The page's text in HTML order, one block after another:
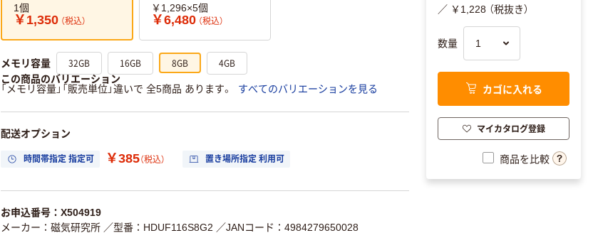
1個
￥1,350 （税込）
￥1,296×5個
￥6,480 （税込）
メモリ容量 32GB 16GB 8GB 4GB
この商品のバリエーション
「メモリ容量」「販売単位」違いで 全5商品 あります。
すべてのバリエーションを見る
配送オプション
時間帯指定 指定可 ￥385（税込） 置き場所指定 利用可
お申込番号：X504919
メーカー：磁気研究所 ／型番：HDUF116S8G2 ／JANコード：4984279650028
／ ￥1,228 （税抜き）
数量
カゴに入れる
マイカタログ登録
商品を比較